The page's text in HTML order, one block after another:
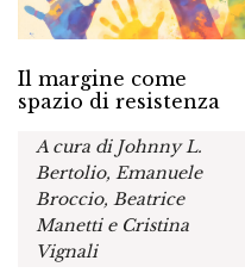
Il margine come
spazio di resistenza
A cura di Johnny L.
Bertolio, Emanuele
Broccio, Beatrice
Manetti e Cristina
Vignali